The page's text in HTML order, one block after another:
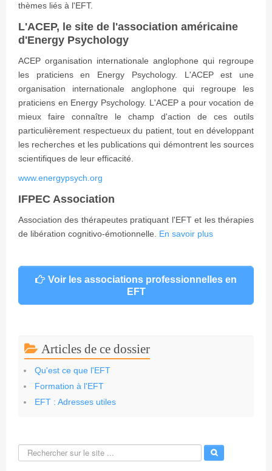
thèmes liés à l'EFT.
L'ACEP, le site de l'association américaine
d'Energy Psychology
ACEP organisation internationale anglophone qui regroupe
les praticiens en Energy Psychology. L'ACEP est une
organisation internationale anglophone qui regroupe les
praticiens en Energy Psychology. L'ACEP a pour vocation de
mieux faire connaître le champ d'action de ces outils
particulièrement respectueux du patient, tout en développant
les recherches et les publications qui démontrent les sources
scientifiques de leur efficacité.
www.energypsych.org
IFPEC Association
Association des thérapeutes pratiquant l'EFT et les thérapies
de libération cognitivo-émotionnelle. En savoir plus
Voir les associations professionnelles en
EFT
Articles de ce dossier
Qu'est ce que l'EFT
Formation à l'EFT
EFT : Adresses utiles